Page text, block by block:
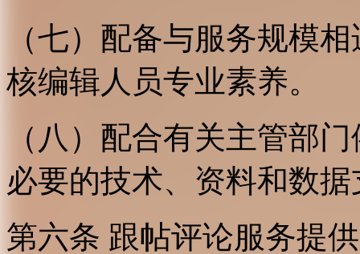
（七）配备与服务规模
核编辑人员专业素养。
（八）配合有关主管部
必要的技术、资料和数
第六条 跟帖评论服务提